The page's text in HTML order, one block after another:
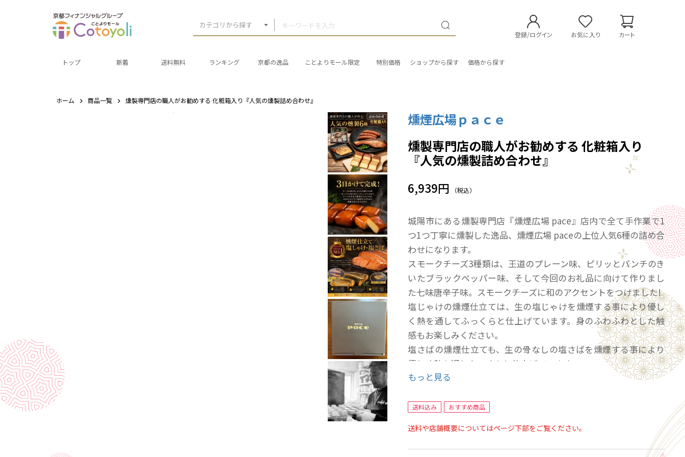
カテゴリから探す
登録/ログイン お気に入り カート
トップ 新着 送料無料 ランキング 京都の逸品 ことよりモール限定 特別価格 ショップから探す 価格から探す
ホーム 商品一覧 燻製専門店の職人がお勧めする 化粧箱入り『人気の燻製詰め合わせ』
燻煙広場ｐａｃｅ
燻製専門店の職人がお勧めする 化粧箱入り
『人気の燻製詰め合わせ』
6,939円 （税込）
城陽市にある燻製専門店『燻煙広場 pace』店内で全て手作業で1
つ1つ丁寧に燻製した逸品、燻煙広場 paceの上位人気6種の詰め合
わせになります。
スモークチーズ3種類は、王道のプレーン味、ピリッとパンチのき
いたブラックペッパー味、そして今回のお礼品に向けて作りまし
た七味唐辛子味。スモークチーズに和のアクセントをつけました!
塩じゃけの燻煙仕立ては、生の塩じゃけを燻煙する事により優し
く熱を通してふっくらと仕上げています。身のふわふわとした触
感もお楽しみください。
塩さばの燻煙仕立ても、生の骨なしの塩さばを燻煙する事により
優しく熱を通しふっくらと仕上げています。
paceの燻製さばサンドもこのさばを使用しています。
のウインナーとなっております。
燻製の美味しさをお子様からご年配の方までの多くの方々に知っ
ていただきたい。
もっと見る
送料込み おすすめ商品
送料や店舗概要についてはページ下部をご覧ください。